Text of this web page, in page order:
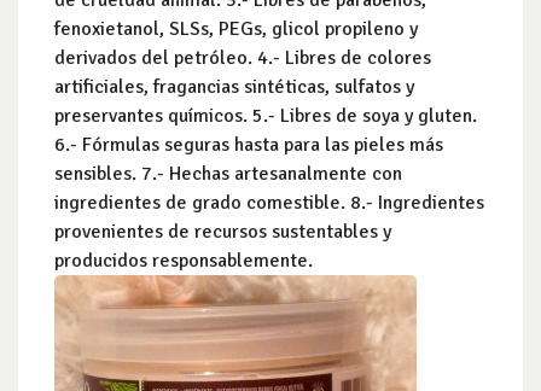
fenoxietanol, SLSs, PEGs, glicol propileno y
derivados del petróleo. 4.- Libres de colores
artificiales, fragancias sintéticas, sulfatos y
preservantes químicos. 5.- Libres de soya y gluten.
6.- Fórmulas seguras hasta para las pieles más
sensibles. 7.- Hechas artesanalmente con
ingredientes de grado comestible. 8.- Ingredientes
provenientes de recursos sustentables y
producidos responsablemente.